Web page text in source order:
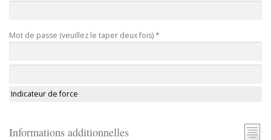
Mot de passe (veuillez le taper deux fois) *
Indicateur de force
Informations additionnelles